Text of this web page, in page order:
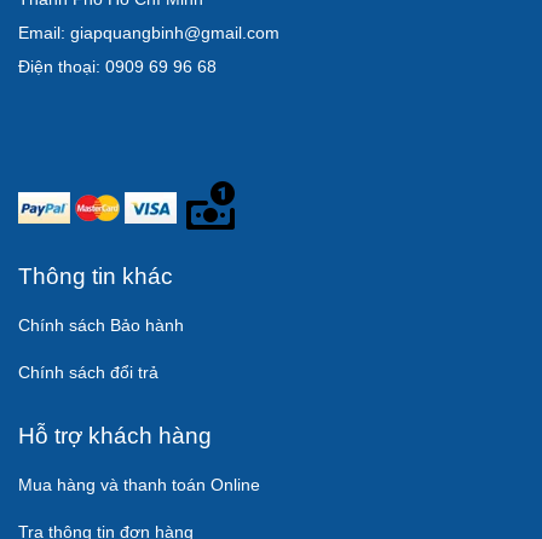
Email: giapquangbinh@gmail.com
Điện thoại: 0909 69 96 68
Thông tin khác
Chính sách Bảo hành
Chính sách đổi trả
Hỗ trợ khách hàng
Mua hàng và thanh toán Online
Tra thông tin đơn hàng